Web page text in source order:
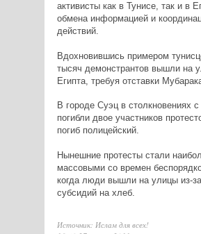
активисты как в Тунисе, так и в
обмена информацией и
действий.
Вдохновившись примером
тысяч демонстрантов вышли на
Египта, требуя отставки
В городе Суэц в столкновениях
погибли двое участников
погиб полицейский.
Нынешние протесты стали
массовыми со времен
когда люди вышли на улицы из-
субсидий на хлеб.
Источник: Ислам для всех!